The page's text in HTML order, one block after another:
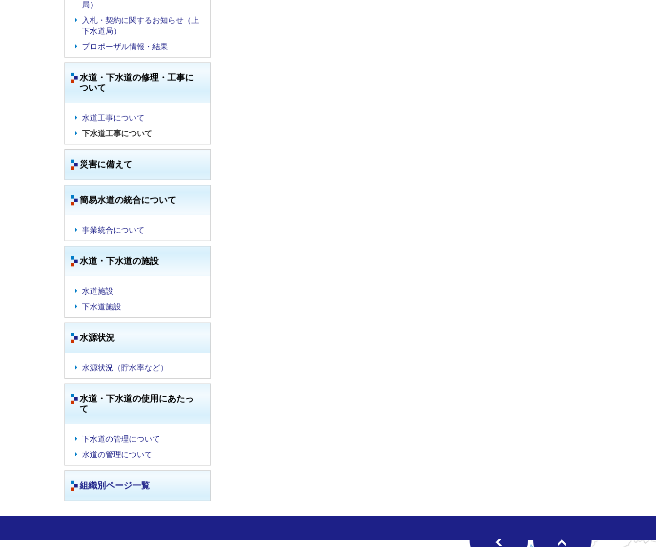
局）
入札・契約に関するお知らせ（上
下水道局）
プロポーザル情報・結果
水道・下水道の修理・工事に
ついて
水道工事について
下水道工事について
災害に備えて
簡易水道の統合について
事業統合について
水道・下水道の施設
水道施設
下水道施設
水源状況
水源状況（貯水率など）
水道・下水道の使用にあたっ
て
下水道の管理について
水道の管理について
組織別ページ一覧